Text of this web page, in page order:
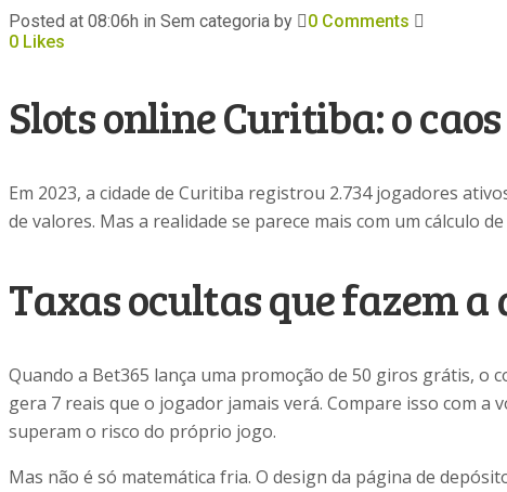
Posted at 08:06h in Sem categoria by
0 Comments
0 Likes
Slots online Curitiba: o
Em 2023, a cidade de Curitiba registrou 2.734 jogadores
de valores. Mas a realidade se parece mais com um cálculo
Taxas ocultas que fazem
Quando a Bet365 lança uma promoção de 50 giros grátis, o
gera 7 reais que o jogador jamais verá. Compare isso com a
superam o risco do próprio jogo.
Mas não é só matemática fria. O design da página de